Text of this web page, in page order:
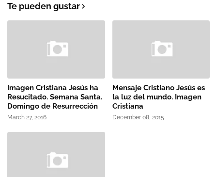
Te pueden gustar
Imagen Cristiana Jesús ha
Resucitado. Semana Santa.
Domingo de Resurrección
March 27, 2016
Mensaje Cristiano Jesús es
la luz del mundo. Imagen
Cristiana
December 08, 2015